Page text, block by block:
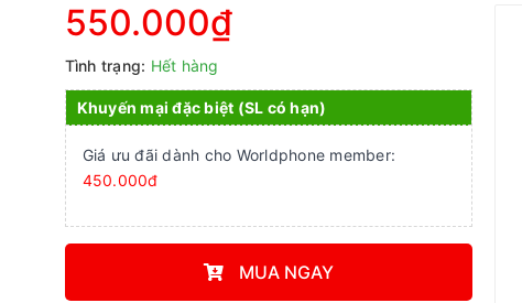
550.000₫
Tình trạng: Hết hàng
Khuyến mại đặc biệt (SL có hạn)
Giá ưu đãi dành cho Worldphone member:
450.000đ
MUA NGAY